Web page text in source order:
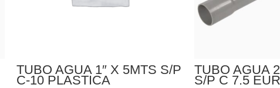
TUBO AGUA 1″ X 5MTS S/P
C-10 PLASTICA
TUBO AGUA
S/P C 7.5